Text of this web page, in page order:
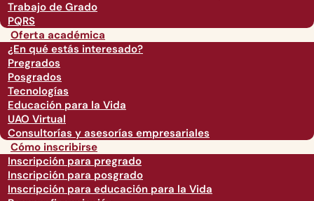
Trabajo de Grado
PQRS
Oferta académica
¿En qué estás interesado?
Pregrados
Posgrados
Tecnologías
Educación para la Vida
UAO Virtual
Consultorías y asesorías empresariales
Cómo inscribirse
Inscripción para pregrado
Inscripción para posgrado
Inscripción para educación para la Vida